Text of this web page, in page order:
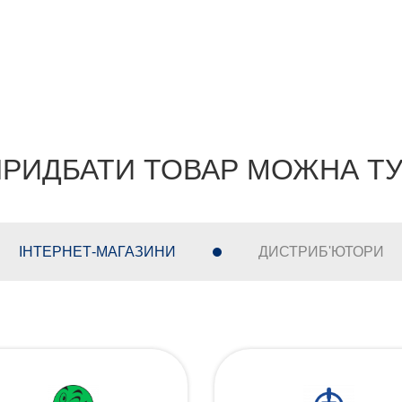
ТОВАР МОЖНА
ІНТЕРНЕТ-МАГАЗИНИ ДИСТРИБ'ЮТОРИ